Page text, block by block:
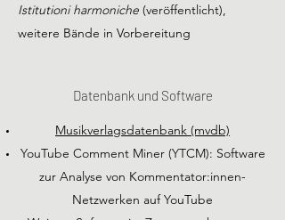
Istitutioni harmoniche (veröffentlicht),
weitere Bände in Vorbereitung
Datenbank und Software
Musikverlagsdatenbank (mvdb)
YouTube Comment Miner (YTCM): Software
zur Analyse von Kommentator:innen-
Netzwerken auf YouTube